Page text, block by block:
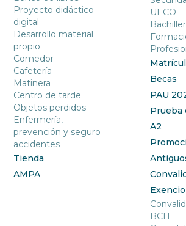
Proyecto didáctico
digital
Desarrollo material
propio
Comedor
Cafetería
Matinera
Centro de tarde
Objetos perdidos
Enfermería,
prevención y seguro
accidentes
Tienda
AMPA
UECO
Becas
PAU
Prueba
A2
BCH